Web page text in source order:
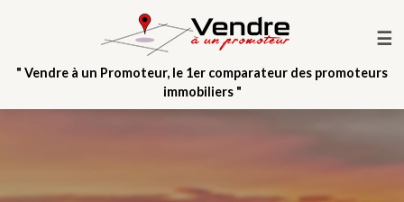
☰
" Vendre à un Promoteur, le 1er comparateur des promoteurs
immobiliers "